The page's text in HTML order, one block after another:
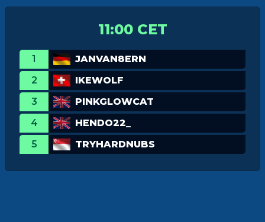
11:00 CET
1
JANVAN8ERN
2
IKEWOLF
3
PINKGLOWCAT
4
HENDO22_
5
TRYHARDNUBS